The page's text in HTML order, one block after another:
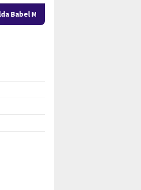
Publik Tak Berspekulasi, Kasus 53